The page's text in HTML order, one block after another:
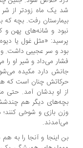
یک ماه زودتر از شر آن
رفت. بچه که به
و شانه‌های پهن و کمی
و سر عجیبی داشت. و از
می‌داد و شیر او را
دارد مکیده می‌شود. بن
چنان است که هنوز یک
او بدشان آمد. حتی
دیگر هم چندششان
بازی و شوخی کنند؛ در
اینجا و آنجا را به هم